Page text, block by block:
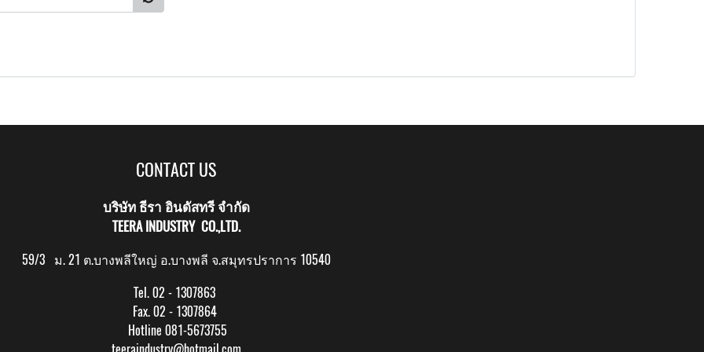
CONTACT US
บริษัท ธีรา อินดัสทรี จำกัด
TEERA INDUSTRY CO.,LTD.
59/3 ม. 21 ต.บางพลีใหญ่ อ.บางพลี จ.สมุทรปราการ 10540
Tel. 02 - 1307863
Fax. 02 - 1307864
Hotline 081-5673755